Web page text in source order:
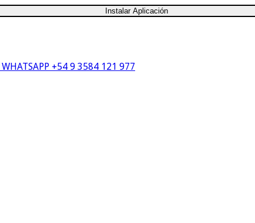
Instalar Aplicación
WHATSAPP +54 9 3584 121 977